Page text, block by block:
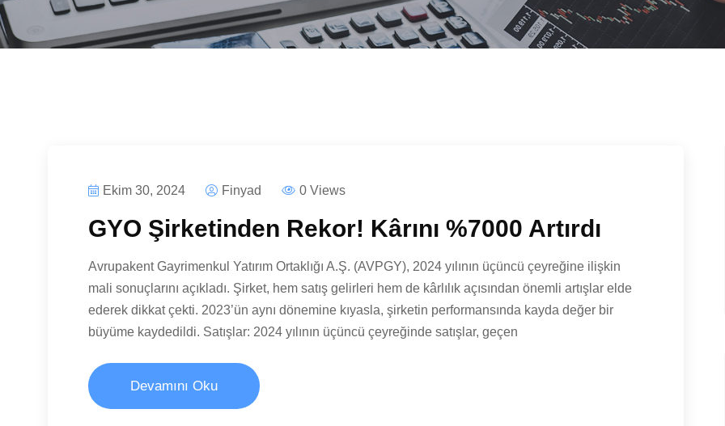
Ekim 30, 2024 Finyad 0 Views
GYO Şirketinden Rekor! Kârını %7000 Artırdı
Avrupakent Gayrimenkul Yatırım Ortaklığı A.Ş. (AVPGY), 2024 yılının üçüncü çeyreğine ilişkin
mali sonuçlarını açıkladı. Şirket, hem satış gelirleri hem de kârlılık açısından önemli artışlar elde
ederek dikkat çekti. 2023’ün aynı dönemine kıyasla, şirketin performansında kayda değer bir
büyüme kaydedildi. Satışlar: 2024 yılının üçüncü çeyreğinde satışlar, geçen
Devamını Oku